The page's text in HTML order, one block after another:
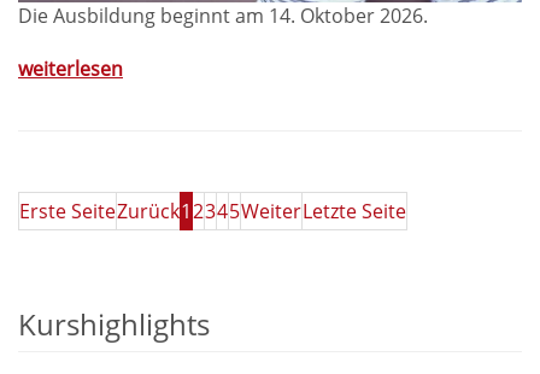
Die Ausbildung beginnt am 14. Oktober 2026.
weiterlesen
Erste SeiteZurück12345WeiterLetzte Seite
Kurshighlights